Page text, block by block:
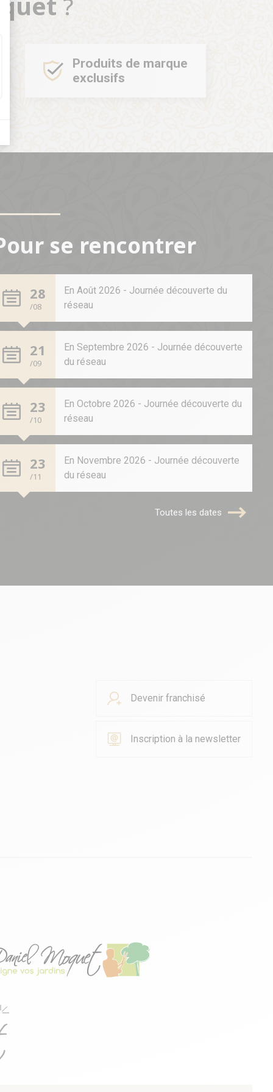
Produits de marque
exclusifs
se rencontrer
28
/08
En Août 2026 - Journée découverte du
réseau
21
/09
En Septembre 2026 - Journée découverte
du réseau
23
/10
En Octobre 2026 - Journée découverte du
réseau
23
/11
En Novembre 2026 - Journée découverte
du réseau
Toutes les dates
Devenir franchisé
Inscription à la newsletter